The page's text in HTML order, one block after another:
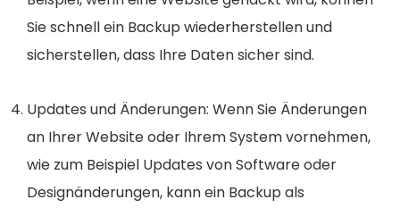
Sie schnell ein Backup wiederherstellen und
sicherstellen, dass Ihre Daten sicher sind.
Updates und Änderungen: Wenn Sie Änderungen
an Ihrer Website oder Ihrem System vornehmen,
wie zum Beispiel Updates von Software oder
Designänderungen, kann ein Backup als